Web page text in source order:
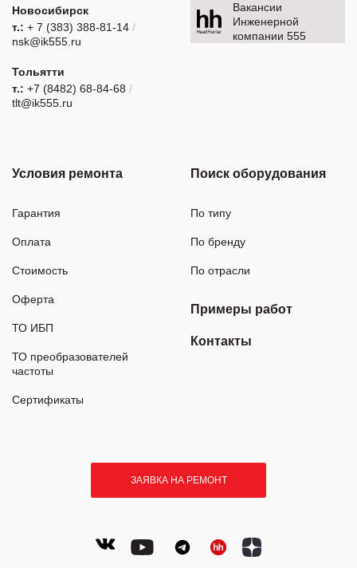
Новосибирск
т.: + 7 (383) 388-81-14 /
nsk@ik555.ru
Тольятти
т.: +7 (8482) 68-84-68 /
tlt@ik555.ru
Вакансии
Инженерной
компании 555
Условия ремонта
Гарантия
Оплата
Стоимость
Оферта
ТО ИБП
ТО преобразователей
частоты
Сертификаты
Поиск оборудования
По типу
По бренду
По отрасли
Примеры работ
Контакты
ЗАЯВКА НА РЕМОНТ